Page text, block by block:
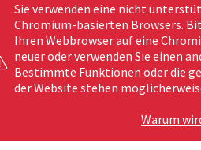
Sie verwenden eine nicht
Chromium-basierten Browsers.
Ihren Webbrowser auf eine
neuer oder verwenden Sie einen
Bestimmte Funktionen oder die
der Website stehen
Warum